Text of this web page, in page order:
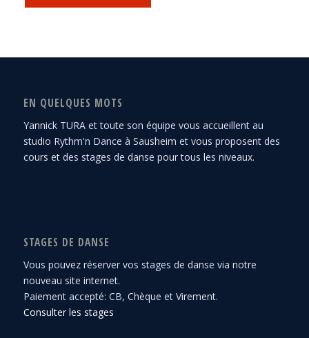
EN QUELQUES MOTS
Yannick TURA et toute son équipe vous accueillent au
studio Rythm'n Dance à Sausheim et vous proposent des
cours et des stages de danse pour tous les niveaux.
STAGES DE DANSE
Vous pouvez réserver vos stages de danse via notre
nouveau site internet.
Paiement accepté: CB, Chèque et Virement.
Consulter les stages